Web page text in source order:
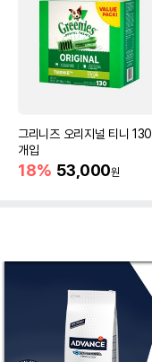
그리니즈 오리지널 티니 130
개입
18% 53,000원